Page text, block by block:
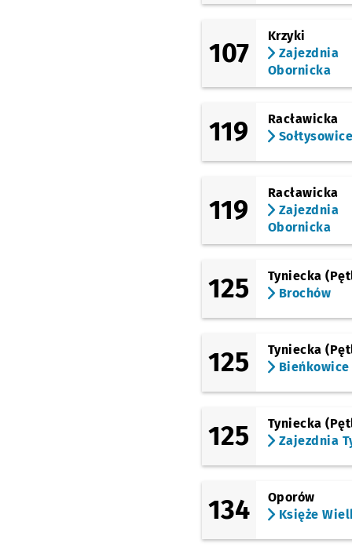
Tyrmanda
Mińska (Rondo Rotm.
Pileckiego)
Rogowska (P+R)
Strzegomska
Nowodworska
(Stacja Kolejowa) NŻ
Gądowianka NŻ
Na Ostatnim Groszu
Kwiska
Wejherowska (Hala
Milenijna (Hala
Orbita) NŻPrzystanek
107
Krzyki
Zajezdnia
Obornicka
119
Racławicka
Sołtysowice
119
Racławicka
Zajezdnia
Obornicka
125
Tyniecka
Brochów
125
Tyniecka
Bieńkowice
125
Tyniecka
Zajezdnia
134
Oporów
Księże